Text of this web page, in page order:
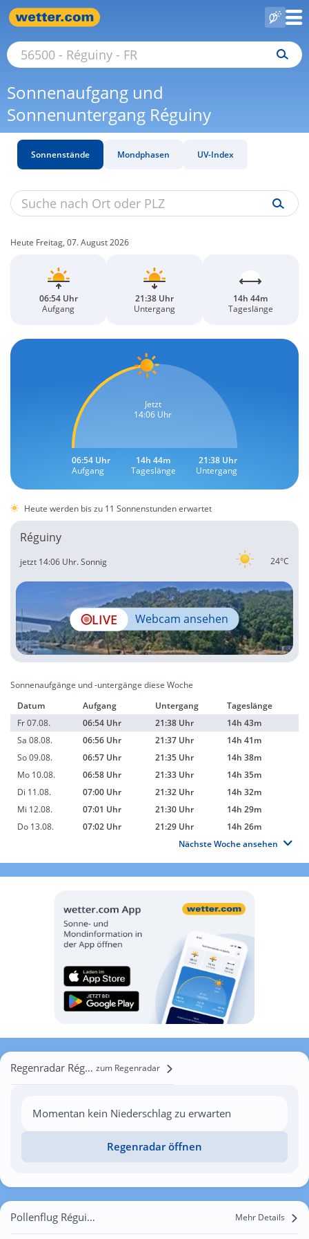
Sonnenaufgang und
Sonnenuntergang Réguiny
Sonnenstände Mondphasen UV-Index
Heute Freitag, 07. August 2026
06:54 Uhr
Aufgang
21:38 Uhr
Untergang
14h 44m
Tageslänge
Jetzt
14:06 Uhr
06:54 Uhr
Aufgang
14h 44m
Tageslänge
21:38 Uhr
Untergang
Heute werden bis zu 11 Sonnenstunden erwartet
Réguiny
24°C
jetzt 14:06 Uhr.Sonnig
LIVE Webcam ansehen
Sonnenaufgänge und -untergänge diese Woche
Datum
Aufgang Untergang
Tageslänge
Fr 07.08.
06:54 Uhr 21:38 Uhr
14h 43m
Sa 08.08.
06:56 Uhr 21:37 Uhr
14h 41m
So 09.08.
06:57 Uhr 21:35 Uhr
14h 38m
Mo 10.08.
06:58 Uhr 21:33 Uhr
14h 35m
Di 11.08.
07:00 Uhr 21:32 Uhr
14h 32m
Mi 12.08.
07:01 Uhr 21:30 Uhr
14h 29m
Do 13.08.
07:02 Uhr 21:29 Uhr
14h 26m
Nächste Woche ansehen
Regenradar Réguiny zum Regenradar
Momentan kein Niederschlag zu erwarten
Regenradar öffnen
Pollenflug Réguiny Mehr Details